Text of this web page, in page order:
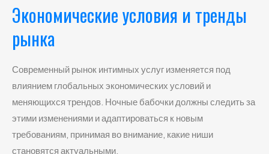
Экономические условия и тренды
рынка
Современный рынок интимных услуг изменяется под
влиянием глобальных экономических условий и
меняющихся трендов. Ночные бабочки должны следить за
этими изменениями и адаптироваться к новым
требованиям, принимая во внимание, какие ниши
становятся актуальными.